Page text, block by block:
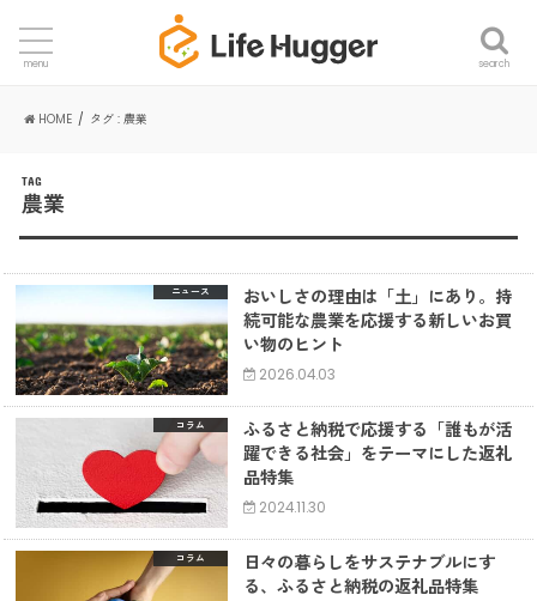
search
menu
HOME タグ : 農業
TAG
農業
ニュース
おいしさの理由は「土」にあり。持
続可能な農業を応援する新しいお買
い物のヒント
2026.04.03
コラム
ふるさと納税で応援する「誰もが活
躍できる社会」をテーマにした返礼
品特集
2024.11.30
コラム
日々の暮らしをサステナブルにす
る、ふるさと納税の返礼品特集